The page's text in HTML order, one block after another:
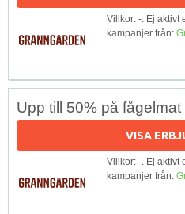
Villkor: -. Ej aktivt
kampanjer från:
Upp till 50% på
VISA
Villkor: -. Ej aktivt
kampanjer från: